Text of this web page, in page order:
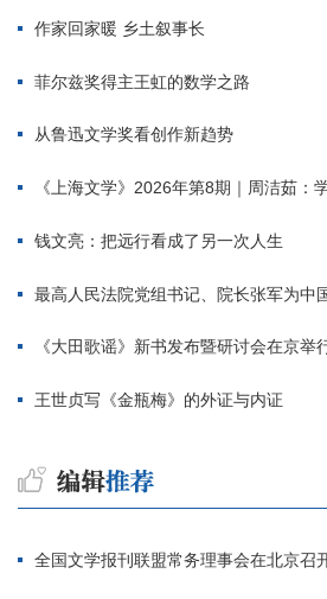
作家回家暖 乡土叙事长
菲尔兹奖得主王虹的数学之路
从鲁迅文学奖看创作新趋势
《上海文学》2026年第8期｜周洁茹：
钱文亮：把远行看成了另一次人生
最高人民法院党组书记、院长张军为中
《大田歌谣》新书发布暨研讨会在京举
王世贞写《金瓶梅》的外证与内证
全国文学报刊联盟常务理事会在北京召